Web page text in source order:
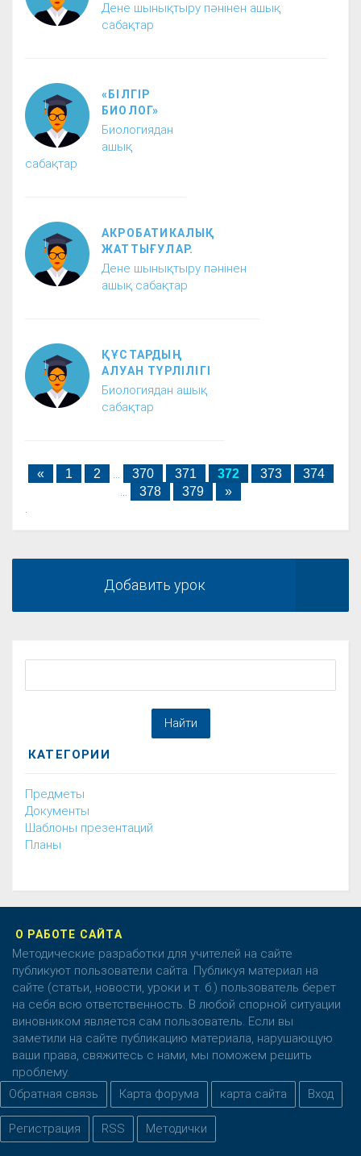
Дене шынықтыру пәнінен ашық
сабақтар
«БІЛГІР
БИОЛОГ»
Биологиядан
ашық
сабақтар
АКРОБАТИКАЛЫҚ
ЖАТТЫҒУЛАР.
Дене шынықтыру пәнінен
ашық сабақтар
ҚҰСТАРДЫҢ
АЛУАН ТҮРЛІЛІГІ
Биологиядан ашық
сабақтар
« 1 2 ... 370 371 372 373 374
... 378 379 »
.
Добавить урок
КАТЕГОРИИ
Предметы
Документы
Шаблоны презентаций
Планы
О РАБОТЕ САЙТА
Методические разработки для учителей на сайте
публикуют пользователи сайта. Публикуя материал на
сайте (статьи, новости, уроки и т. б.) пользователь берет
на себя всю ответственность. В любой спорной ситуации
виновником является сам пользователь. Если вы
заметили на сайте публикацию материала, нарушающую
ваши права, свяжитесь с нами, мы поможем решить
проблему.
Обратная связь
Карта форума карта сайта Вход
Регистрация RSS Методички